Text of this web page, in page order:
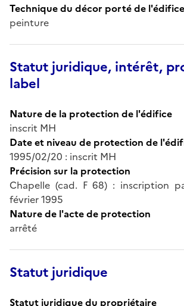
Technique du décor porté de l'édifice
peinture
Statut juridique, intérêt,
label
Nature de la protection de l'édifice
inscrit MH
Date et niveau de protection de
1995/02/20 : inscrit MH
Précision sur la protection
Chapelle (cad. F 68) : inscription
février 1995
Nature de l'acte de protection
arrêté
Statut juridique
Statut juridique du propriétaire